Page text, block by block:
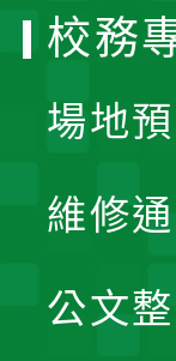
校務
場地
維修
公文